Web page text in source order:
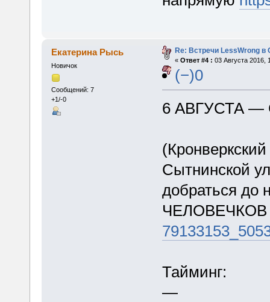
Екатерина Рысь
Новичок
Сообщений: 7
+1/-0
Re: Встречи LessWrong в
« Ответ #4 : 03 Августа 2016,
(−)0
6 АВГУСТА
Сытнинской
добраться
ЧЕЛОВЕЧКОВ
Тайминг:
—